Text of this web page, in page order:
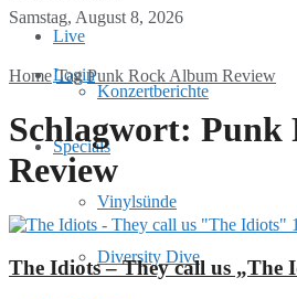
Samstag, August 8, 2026
Login
Live
Konzertberichte
Specials
Vinylsünde
Diversity Dive
Home Tag Punk Rock Album Review
Schlagwort: Punk
Review
The Idiots – They call us „The